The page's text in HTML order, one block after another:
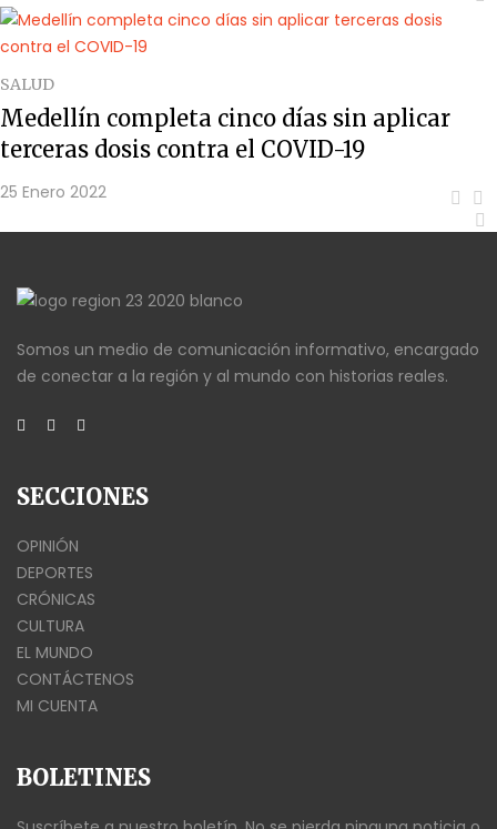
SALUD
Medellín completa cinco días sin aplicar
terceras dosis contra el COVID-19
25 Enero 2022
Somos un medio de comunicación informativo, encargado
de conectar a la región y al mundo con historias reales.
SECCIONES
OPINIÓN
DEPORTES
CRÓNICAS
CULTURA
EL MUNDO
CONTÁCTENOS
MI CUENTA
BOLETINES